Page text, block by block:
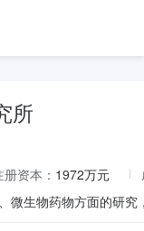
所
册资本： 1972万元